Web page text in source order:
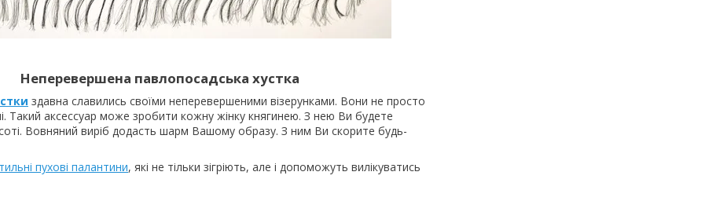
Неперевершена павлопосадська хустка
здавна славились своїми неперевершеними візерунками. Вони не просто
Такий аксессуар може зробити кожну жінку княгинею. З нею Ви будете
Вовняний виріб додасть шарм Вашому образу. З ним Ви скорите будь-
пухові палантини, які не тільки зігріють, але і допоможуть вилікуватись